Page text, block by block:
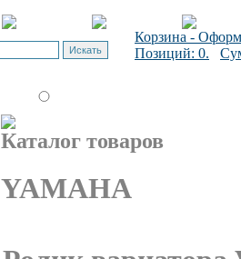
Корзина -
Позиций: 0.
Каталог товаров
YAMAHA